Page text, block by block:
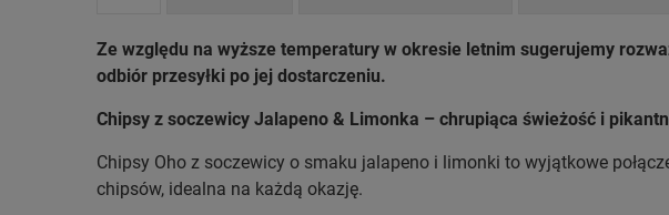
Ze względu na wyższe temperatury w okresie letnim sugerujemy
odbiór przesyłki po jej dostarczeniu.
Chipsy z soczewicy Jalapeno & Limonka – chrupiąca świeżość i
Chipsy Oho z soczewicy o smaku jalapeno i limonki to wyjątkowe
chipsów, idealna na każdą okazję.